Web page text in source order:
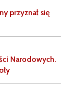
przyznał się
Narodowych.